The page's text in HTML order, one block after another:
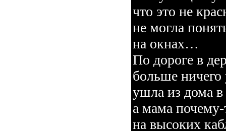
что это не
не могла
на окнах…
По дороге в
больше
ушла из дома в
а мама
на высоких